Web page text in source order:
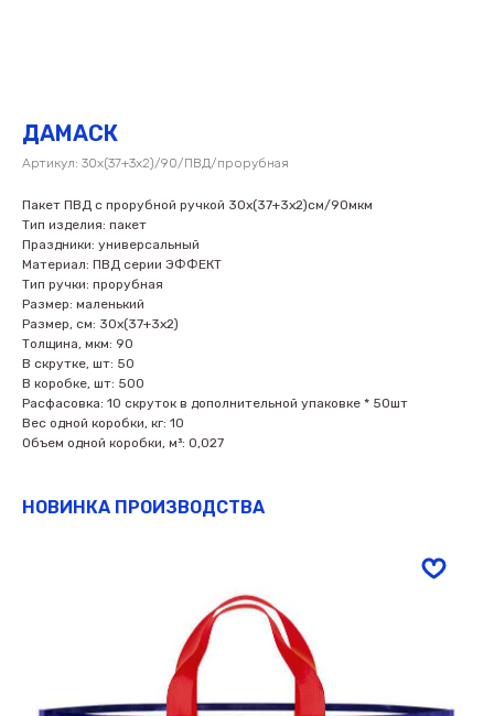
ДАМАСК
Артикул: 30х(37+3х2)/90/ПВД/прорубная
Пакет ПВД с прорубной ручкой 30х(37+3х2)см/90мкм
Тип изделия: пакет
Праздники: универсальный
Материал: ПВД серии ЭФФЕКТ
Тип ручки: прорубная
Размер: маленький
Размер, см: 30х(37+3х2)
Толщина, мкм: 90
В скрутке, шт: 50
В коробке, шт: 500
Расфасовка: 10 скруток в дополнительной упаковке * 50шт
Вес одной коробки, кг: 10
Объем одной коробки, м³: 0,027
НОВИНКА ПРОИЗВОДСТВА